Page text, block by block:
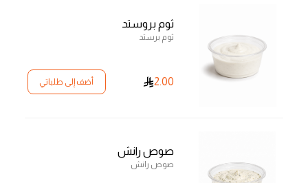
ثوم بروستد
ثوم برستد
2.00 أضف إلى طلباتي
صوص رانش
صوص رانش